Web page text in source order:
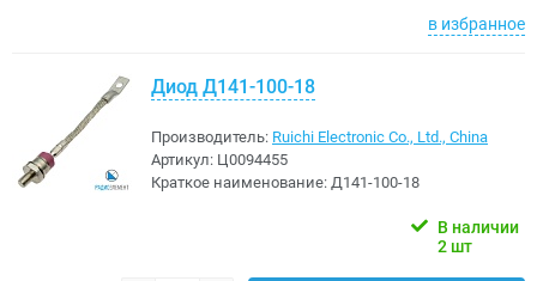
в избранное
Диод Д141-100-18
Производитель: Ruichi Electronic Co., Ltd., China
Артикул: Ц0094455
Краткое наименование: Д141-100-18
В наличии
2 шт